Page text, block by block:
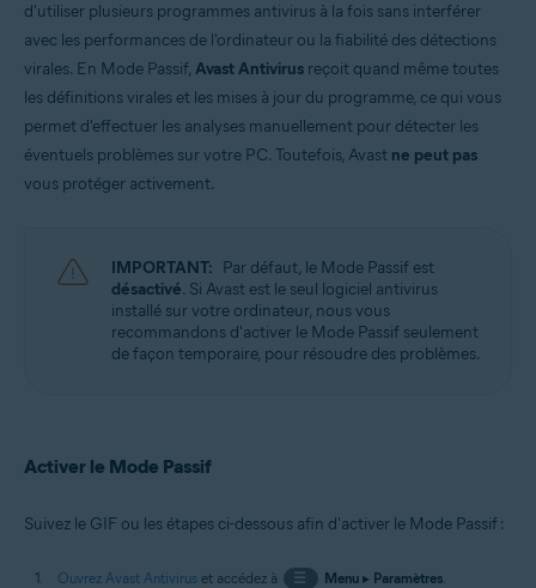
Avast Antivirus Gratuit 22.x pour Windows
Systèmes d'exploitation:
Microsoft Windows 11 Famille/Pro/Entreprise/Éducation
Microsoft Windows 10 Famille/Pro/Entreprise/Éducation (32/64 bits)
Microsoft Windows 8.1/Professionnel/Entreprise (32/64 bits)
Microsoft Windows 7 Édition Familiale Basique/Édition Familiale
d'utiliser plusieurs programmes antivirus à la fois sans interférer
avec les performances de l'ordinateur ou la fiabilité des détections
virales. En Mode Passif, Avast Antivirus reçoit quand même toutes
les définitions virales et les mises à jour du programme, ce qui vous
permet d'effectuer les analyses manuellement pour détecter les
éventuels problèmes sur votre PC. Toutefois, Avast ne peut pas
vous protéger activement.
IMPORTANT: Par défaut, le Mode Passif est
désactivé. Si Avast est le seul logiciel antivirus
installé sur votre ordinateur, nous vous
recommandons d'activer le Mode Passif seulement
de façon temporaire, pour résoudre des problèmes.
Activer le Mode Passif
Suivez le GIF ou les étapes ci-dessous afin d'activer le Mode Passif :
Ouvrez Avast Antivirus et accédez à ☰ Menu▸ Paramètres.